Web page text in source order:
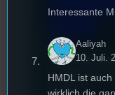
Die
Regensburg
älteste
Interessante
Aaliyah
10. Juli.
HMDL ist
wirklich die